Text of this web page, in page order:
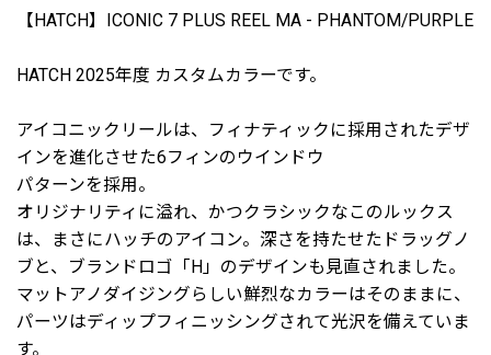
【HATCH】ICONIC 7 PLUS REEL MA - PHANTOM/PURPLE
HATCH 2025年度 カスタムカラーです。
アイコニックリールは、フィナティックに採用されたデザ
インを進化させた6フィンのウインドウ
パターンを採用。
オリジナリティに溢れ、かつクラシックなこのルックス
は、まさにハッチのアイコン。深さを持たせたドラッグノ
ブと、ブランドロゴ「H」のデザインも見直されました。
マットアノダイジングらしい鮮烈なカラーはそのままに、
パーツはディップフィニッシングされて光沢を備えていま
す。